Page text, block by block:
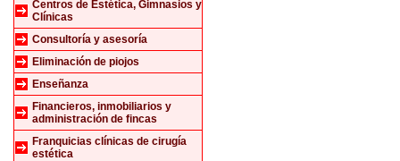
Centros de Estética, Gimnasios y
Clínicas
Consultoría y asesoría
Eliminación de piojos
Enseñanza
Financieros, inmobiliarios y
administración de fincas
Franquicias clínicas de cirugía
estética